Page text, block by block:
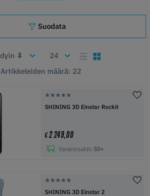
Suodata
Artikkeleiden määrä: 22
SHINING 3D Einstar Rockit
€2 249,00
Varastosaldo 50+
SHINING 3D Einstar 2